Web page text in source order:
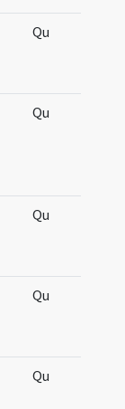
Qu
Qu
Qu
Qu
Qu